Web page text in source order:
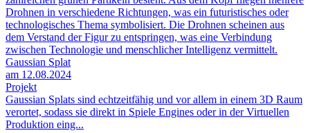
Gaussian Splat
am 12.08.2024
Projekt
Gaussian Splats sind echtzeitfähig und vor allem in einem 3D Raum
verortet, sodass sie direkt in Spiele Engines oder in der Virtuellen
Produktion eing...